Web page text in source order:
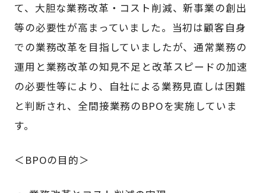
て、大胆な業務改革・コスト削減、新事業の創出
等の必要性が高まっていました。当初は顧客自身
での業務改革を目指していましたが、通常業務の
運用と業務改革の知見不足と改革スピードの加速
の必要性等により、自社による業務見直しは困難
と判断され、全間接業務のBPOを実施していま
す。
＜BPOの目的＞